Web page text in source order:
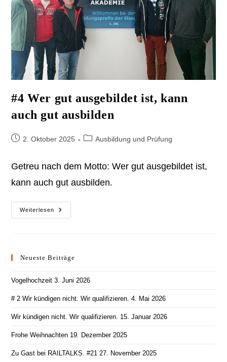
#4 Wer gut ausgebildet ist, kann
auch gut ausbilden
Beitrag2. Oktober 2025
Beitrags-
Ausbildung und Prüfung
Getreu nach dem Motto: Wer gut ausgebildet ist,
kann auch gut ausbilden.
Weiterlesen
#4
Wer
Gut
Neueste Beiträge
Vogelhochzeit 3. Juni 2026
# 2 Wir kündigen nicht. Wir qualifizieren. 4. Mai 2026
Wir kündigen nicht. Wir qualifizieren. 15. Januar 2026
Frohe Weihnachten 19. Dezember 2025
Zu Gast bei RAILTALKS. #21 27. November 2025